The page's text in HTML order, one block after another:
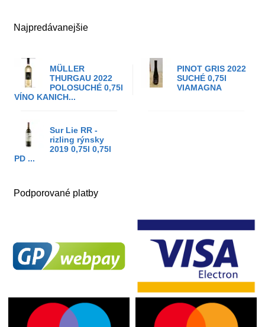
Najpredávanejšie
MÜLLER
THURGAU 2022
POLOSUCHÉ 0,75l
VÍNO KANICH...
PINOT GRIS 2022
SUCHÉ 0,75l
VIAMAGNA
Sur Lie RR -
rizling rýnsky
2019 0,75l 0,75l
PD ...
Podporované platby